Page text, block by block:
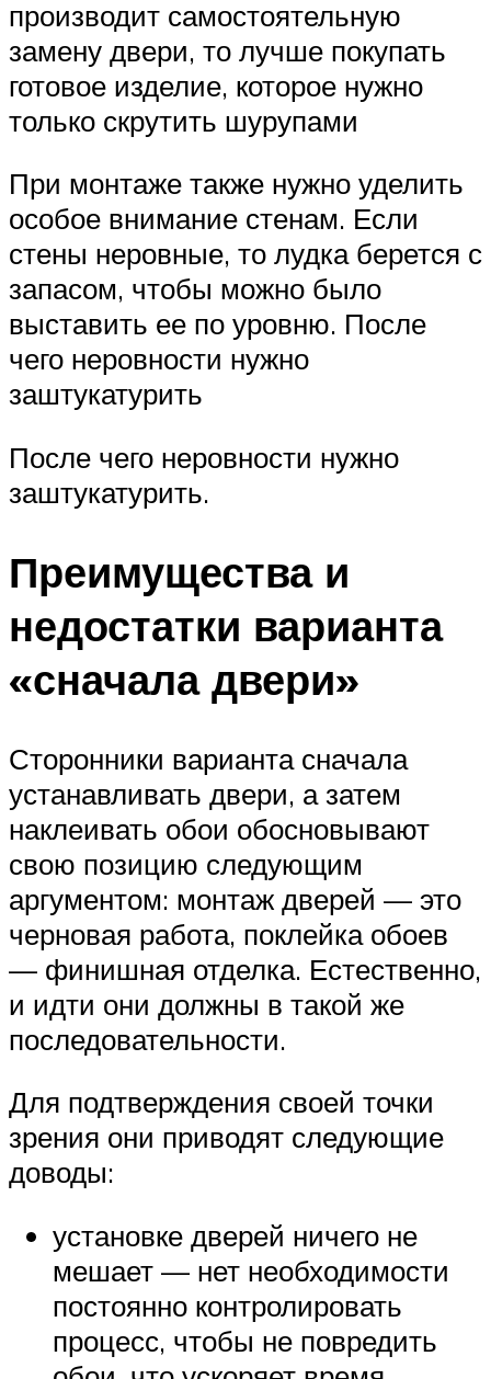
производит самостоятельную
замену двери, то лучше покупать
готовое изделие, которое нужно
только скрутить шурупами
При монтаже также нужно уделить
особое внимание стенам. Если
стены неровные, то лудка берется с
запасом, чтобы можно было
выставить ее по уровню. После
чего неровности нужно
заштукатурить
После чего неровности нужно
заштукатурить.
Преимущества и
недостатки варианта
«сначала двери»
Сторонники варианта сначала
устанавливать двери, а затем
наклеивать обои обосновывают
свою позицию следующим
аргументом: монтаж дверей — это
черновая работа, поклейка обоев
— финишная отделка. Естественно,
и идти они должны в такой же
последовательности.
Для подтверждения своей точки
зрения они приводят следующие
доводы:
установке дверей ничего не
мешает — нет необходимости
постоянно контролировать
процесс, чтобы не повредить